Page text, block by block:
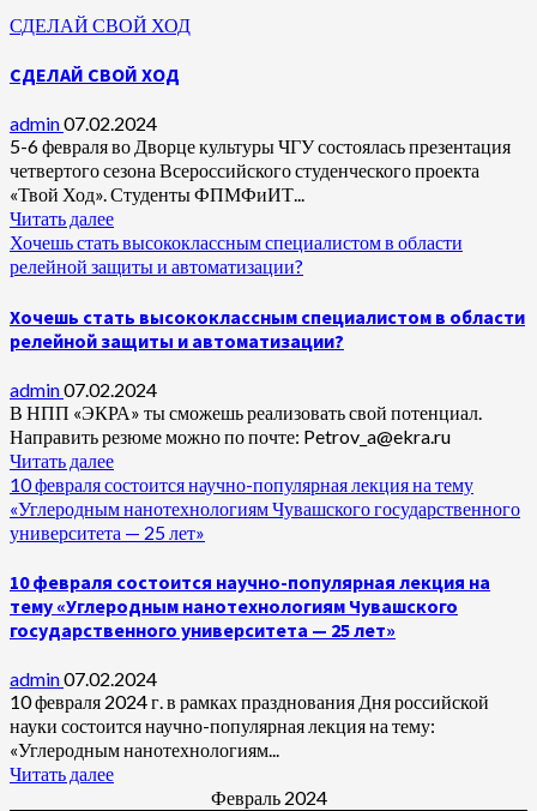
СДЕЛАЙ СВОЙ ХОД
СДЕЛАЙ СВОЙ ХОД
admin07.02.2024
5-6 февраля во Дворце культуры ЧГУ состоялась презентация
четвертого сезона Всероссийского студенческого проекта
«Твой Ход». Студенты ФПМФиИТ...
Читать далее
Хочешь стать высококлассным специалистом в области
релейной защиты и автоматизации?
Хочешь стать высококлассным специалистом в области
релейной защиты и автоматизации?
admin07.02.2024
В НПП «ЭКРА» ты сможешь реализовать свой потенциал.
Направить резюме можно по почте: Petrov_a@ekra.ru
Читать далее
10 февраля состоится научно-популярная лекция на тему
«Углеродным нанотехнологиям Чувашского государственного
университета — 25 лет»
10 февраля состоится научно-популярная лекция на
тему «Углеродным нанотехнологиям Чувашского
государственного университета — 25 лет»
admin07.02.2024
10 февраля 2024 г. в рамках празднования Дня российской
науки состоится научно-популярная лекция на тему:
«Углеродным нанотехнологиям...
Читать далее
Февраль 2024